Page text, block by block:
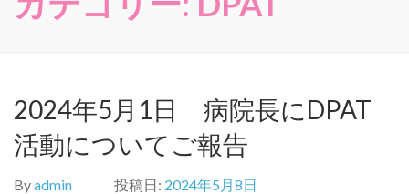
2024年5月1日 病院長にDPAT
活動についてご報告
Byadmin 投稿日: 2024年5月8日